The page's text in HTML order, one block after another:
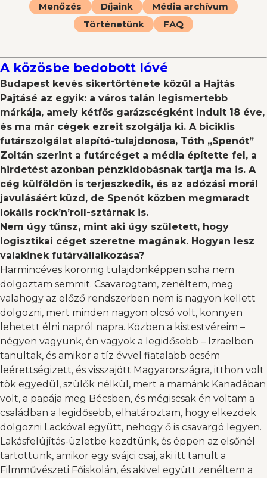
Menőzés
Díjaink
Média archívum
Történetünk
FAQ
A közösbe bedobott lóvé
Budapest kevés sikertörténete közül a Hajtás
Pajtásé az egyik: a város talán legismertebb
márkája, amely kétfős garázscégként indult 18 éve,
és ma már cégek ezreit szolgálja ki. A biciklis
futárszolgálat alapító-tulajdonosa, Tóth „Spenót”
Zoltán szerint a futárcéget a média építette fel, a
hirdetést azonban pénzkidobásnak tartja ma is. A
cég külföldön is terjeszkedik, és az adózási morál
javulásáért küzd, de Spenót közben megmaradt
lokális rock’n’roll-sztárnak is.
Nem úgy tűnsz, mint aki úgy született, hogy
logisztikai céget szeretne magának. Hogyan lesz
valakinek futárvállalkozása?
Harmincéves koromig tulajdonképpen soha nem
dolgoztam semmit. Csavarogtam, zenéltem, meg
valahogy az előző rendszerben nem is nagyon kellett
dolgozni, mert minden nagyon olcsó volt, könnyen
lehetett élni napról napra. Közben a kistestvéreim –
négyen vagyunk, én vagyok a legidősebb – Izraelben
tanultak, és amikor a tíz évvel fiatalabb öcsém
leérettségizett, és visszajött Magyarországra, itthon volt
tök egyedül, szülők nélkül, mert a mamánk Kanadában
volt, a papája meg Bécsben, és mégiscsak én voltam a
családban a legidősebb, elhatároztam, hogy elkezdek
dolgozni Lackóval együtt, nehogy ő is csavargó legyen.
Lakásfelújítás-üzletbe kezdtünk, és éppen az elsőnél
tartottunk, amikor egy svájci csaj, aki itt tanult a
Filmművészeti Főiskolán, és akivel együtt zenéltem a